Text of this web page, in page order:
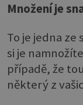
Množení je
To je jedna
si je
případě, že
některý z